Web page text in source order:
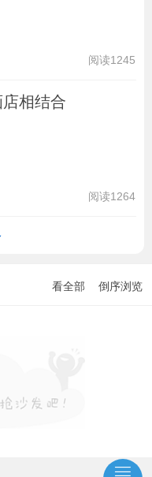
阅读1245
相结合
阅读1264
看全部 倒序浏览